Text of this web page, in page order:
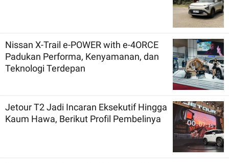
Nissan X-Trail e-POWER with e-4ORCE
Padukan Performa, Kenyamanan, dan
Teknologi Terdepan
Jetour T2 Jadi Incaran Eksekutif Hingga
Kaum Hawa, Berikut Profil Pembelinya